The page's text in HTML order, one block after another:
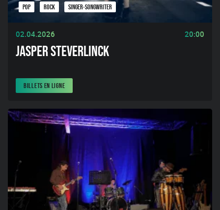
POP ROCK SINGER-SONGWRITER
02.04.2026 20:00
JASPER STEVERLINCK
BILLETS EN LIGNE